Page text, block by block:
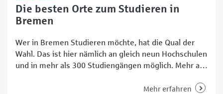
Die besten Orte zum Studieren in
Bremen
Wer in Bremen Studieren möchte, hat die Qual der
Wahl. Das ist hier nämlich an gleich neun Hochschulen
und in mehr als 300 Studiengängen möglich. Mehr als
öffentlichen und fünf privaten Hochschulen im Land
Mehr erfahren